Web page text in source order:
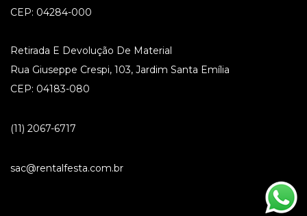
CEP: 04284-000
Retirada E Devolução De Material
Rua Giuseppe Crespi, 103, Jardim Santa Emília
CEP: 04183-080
(11) 2067-6717
sac@rentalfesta.com.br